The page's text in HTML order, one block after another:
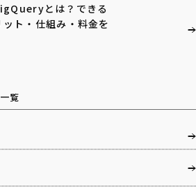
とは？できる
ット・仕組み・料金を
覧